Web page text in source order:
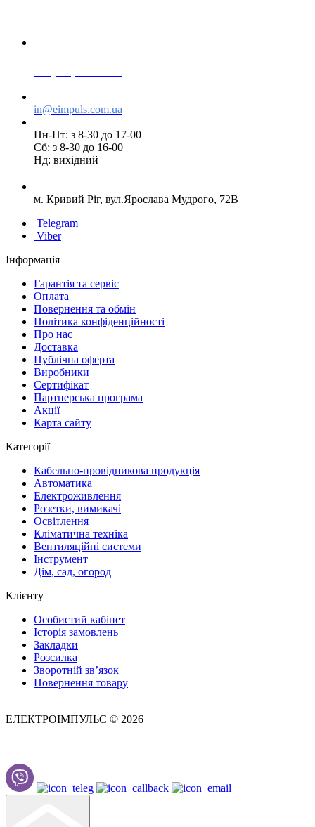
in@eimpuls.com.ua
Пн-Пт: з 8-30 до 17-00
Сб: з 8-30 до 16-00
Нд: вихідний
м. Кривий Ріг, вул.Ярослава Мудрого, 72В
Telegram
Viber
Інформація
Гарантія та сервіс
Оплата
Повернення та обмін
Політика конфіденційності
Про нас
Доставка
Публічна оферта
Виробники
Сертифікат
Партнерська програма
Акції
Карта сайту
Категорії
Кабельно-провідникова продукція
Автоматика
Електроживлення
Розетки, вимикачі
Освітлення
Кліматична техніка
Вентиляційні системи
Інструмент
Дім, сад, огород
Клієнту
Особистий кабінет
Історія замовлень
Закладки
Розсилка
Зворотній зв’язок
Повернення товару
ЕЛЕКТРОІМПУЛЬС © 2026